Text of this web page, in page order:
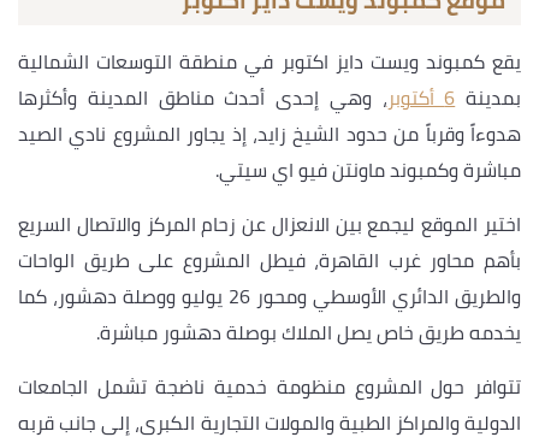
يقع كمبوند ويست دايز اكتوبر في منطقة التوسعات الشمالية
بمدينة6 أكتوبر
، وهي إحدى أحدث مناطق المدينة وأكثرها
هدوءاً وقرباً من حدود الشيخ زايد، إذ يجاور المشروع نادي الصيد
مباشرة وكمبوند ماونتن فيو اي سيتي.
اختير الموقع ليجمع بين الانعزال عن زحام المركز والاتصال السريع
بأهم محاور غرب القاهرة، فيطل المشروع على طريق الواحات
والطريق الدائري الأوسطي ومحور 26 يوليو ووصلة دهشور، كما
يخدمه طريق خاص يصل الملاك بوصلة دهشور مباشرة.
تتوافر حول المشروع منظومة خدمية ناضجة تشمل الجامعات
الدولية والمراكز الطبية والمولات التجارية الكبرى، إلى جانب قربه